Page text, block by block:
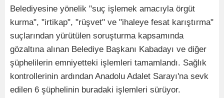
Belediyesine yönelik "suç işlemek amacıyla örgüt
kurma", "irtikap", "rüşvet" ve "ihaleye fesat karıştırma"
suçlarından yürütülen soruşturma kapsamında
gözaltına alınan Belediye Başkanı Kabadayı ve diğer
şüphelilerin emniyetteki işlemleri tamamlandı. Sağlık
kontrollerinin ardından Anadolu Adalet Sarayı'na sevk
edilen 6 şüphelinin buradaki işlemleri sürüyor.